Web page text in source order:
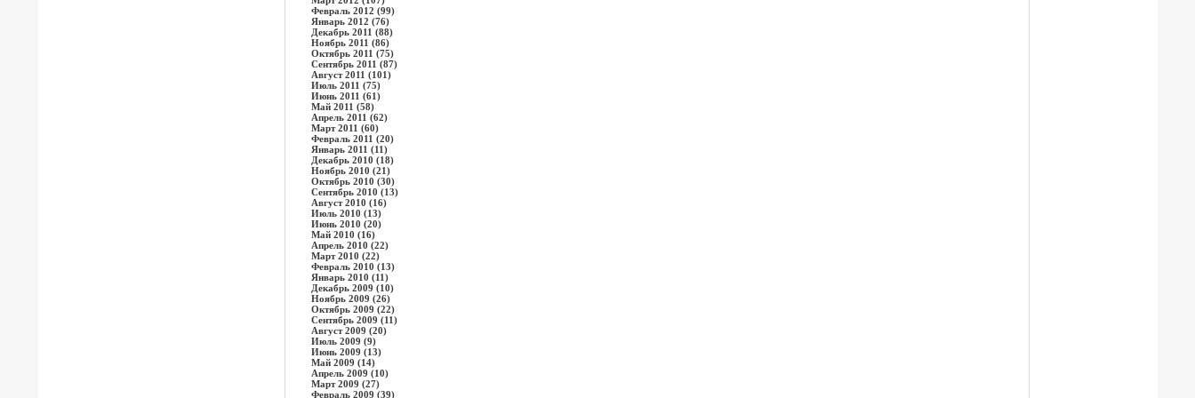
Февраль 2012 (99)
Январь 2012 (76)
Декабрь 2011 (88)
Ноябрь 2011 (86)
Октябрь 2011 (75)
Сентябрь 2011 (87)
Август 2011 (101)
Июль 2011 (75)
Июнь 2011 (61)
Май 2011 (58)
Апрель 2011 (62)
Март 2011 (60)
Февраль 2011 (20)
Январь 2011 (11)
Декабрь 2010 (18)
Ноябрь 2010 (21)
Октябрь 2010 (30)
Сентябрь 2010 (13)
Август 2010 (16)
Июль 2010 (13)
Июнь 2010 (20)
Май 2010 (16)
Апрель 2010 (22)
Март 2010 (22)
Февраль 2010 (13)
Январь 2010 (11)
Декабрь 2009 (10)
Ноябрь 2009 (26)
Октябрь 2009 (22)
Сентябрь 2009 (11)
Август 2009 (20)
Июль 2009 (9)
Июнь 2009 (13)
Май 2009 (14)
Апрель 2009 (10)
Март 2009 (27)
Февраль 2009 (39)